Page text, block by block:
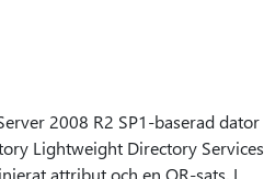
2008 R2 SP1-baserad dator
Lightweight Directory Services
attribut och en OR-sats. I